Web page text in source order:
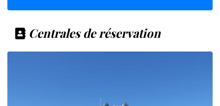
Centrales de réservation